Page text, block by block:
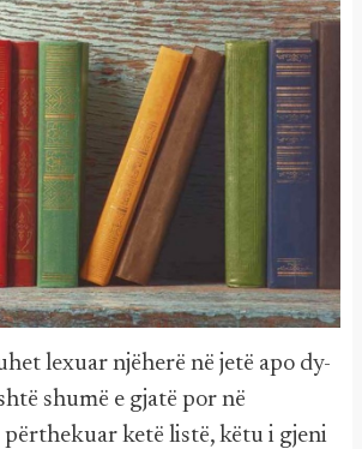
lexuar njëherë në jetë apo dy-
shumë e gjatë por në
ketë listë, këtu i gjeni